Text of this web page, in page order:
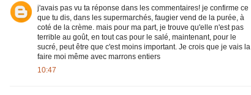
j'avais pas vu ta réponse dans les commentaires! je confirme ce
que tu dis, dans les supermarchés, faugier vend de la purée, à
coté de la crème. mais pour ma part, je trouve qu'elle n'est pas
terrible au goût, en tout cas pour le salé, maintenant, pour le
sucré, peut être que c'est moins important. Je crois que je vais la
faire moi même avec marrons entiers
10:47